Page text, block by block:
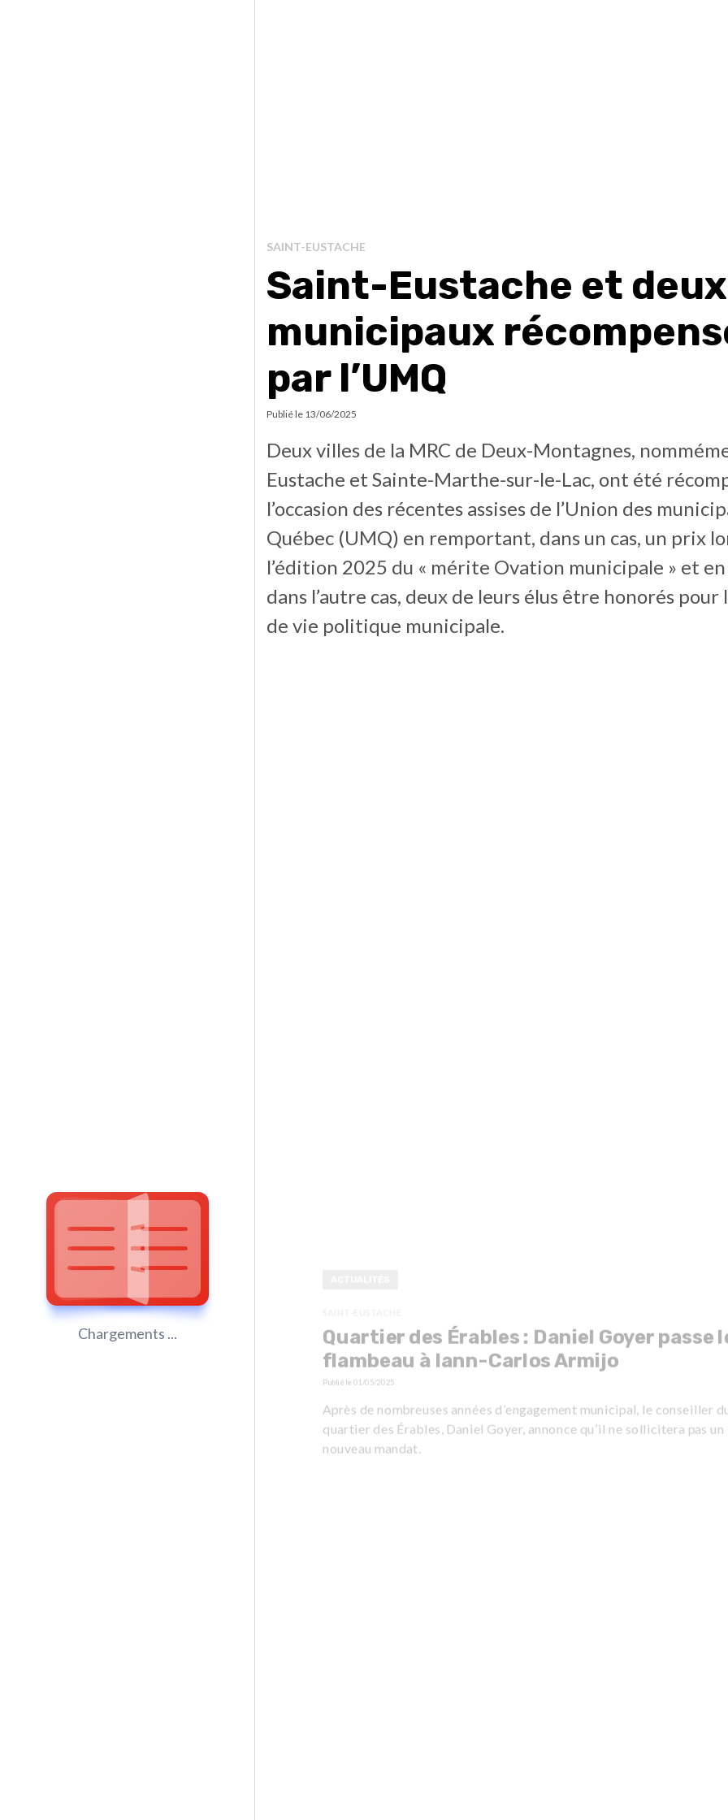
Chargements ...
SAINT-EUSTACHE
Saint-Eustache et
municipaux
par l’UMQ
Publié le 13/06/2025
Deux villes de la MRC de Deux-Montagnes,
Eustache et Sainte-Marthe-sur-le-Lac, ont été
l’occasion des récentes assises de l’Union des
Québec (UMQ) en remportant, dans un cas, un prix
l’édition 2025 du « mérite Ovation municipale » et
dans l’autre cas, deux de leurs élus être honorés pour
de vie politique municipale.
Quartier des Érables : Daniel Goyer passe
flambeau à Iann-Carlos Armijo
Publié le 01/05/2025
Après de nombreuses années d’engagement municipal, le conseiller
quartier des Érables, Daniel Goyer, annonce qu’il ne sollicitera pas un
nouveau mandat.